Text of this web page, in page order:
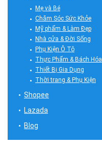
Mẹ và Bé
Chăm Sóc Sức Khỏe
Mỹ phẩm & Làm Đẹp
Nhà cửa & Đời Sống
Phụ Kiện Ô Tô
Thực Phẩm & Bách Hóa
Thiết Bị Gia Dụng
Thời trang & Phụ Kiện
Shopee
Lazada
Blog